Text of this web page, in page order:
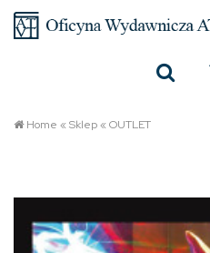
Home «Sklep«OUTLET